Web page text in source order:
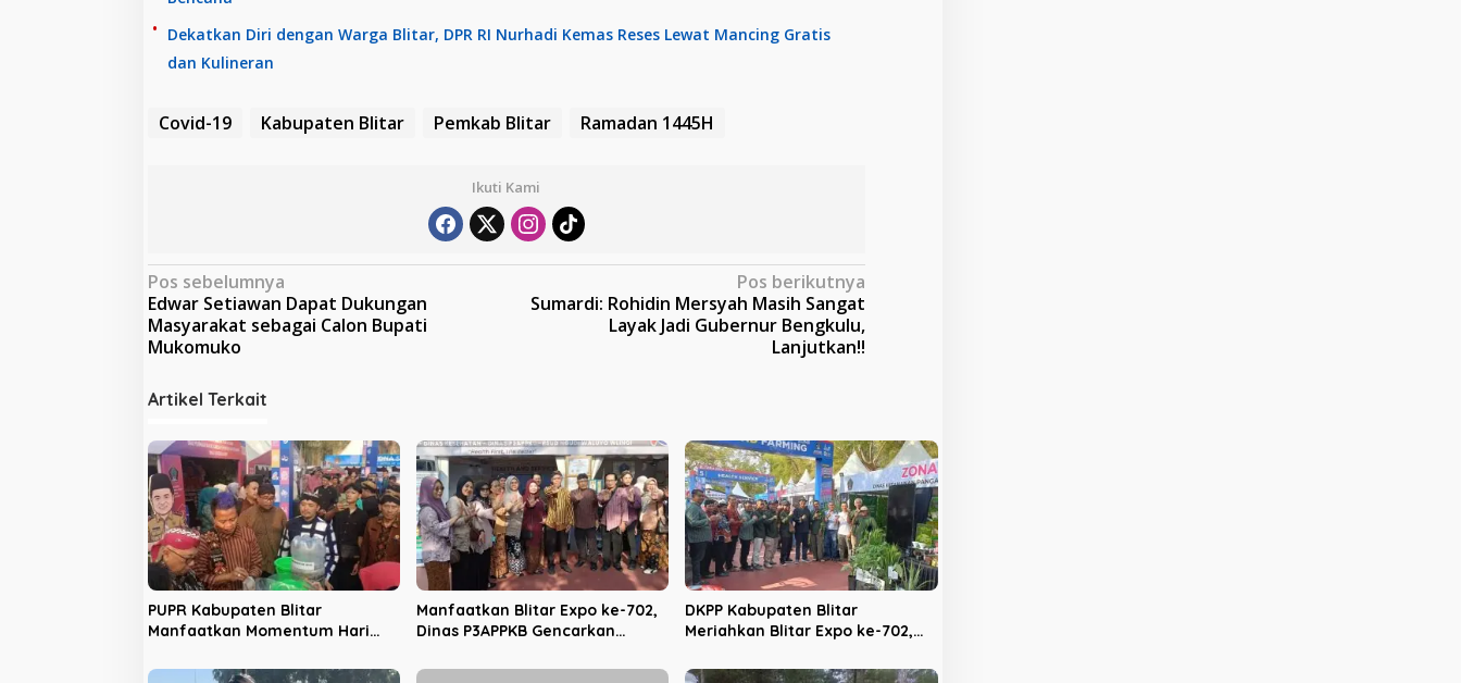
Dekatkan Diri dengan Warga Blitar, DPR RI Nurhadi Kemas Reses Lewat Mancing Gratis
dan Kulineran
Covid-19 Kabupaten Blitar Pemkab Blitar Ramadan 1445H
Ikuti Kami
N
a
v
g
a
s
i
p
o
s
Pos sebelumnya
Edwar Setiawan Dapat Dukungan
Masyarakat sebagai Calon Bupati
Mukomuko
Pos berikutnya
Sumardi: Rohidin Mersyah Masih Sangat
Layak Jadi Gubernur Bengkulu,
Lanjutkan!!
Artikel Terkait
PUPR Kabupaten Blitar
Manfaatkan Momentum Hari
Pelayanan Publik
Manfaatkan Blitar Expo ke-702,
Dinas P3APPKB Gencarkan
Kekerasan Anak
DKPP Kabupaten Blitar
Meriahkan Blitar Expo ke-702,
Modern dan Produk Unggulan